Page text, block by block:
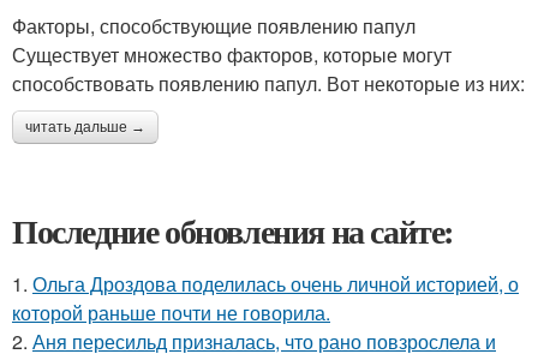
Факторы, способствующие появлению папул
Существует множество факторов, которые могут
способствовать появлению папул. Вот некоторые из них:
читать дальше →
Последние обновления на сайте:
1. Ольга Дроздова поделилась очень личной историей, о
которой раньше почти не говорила.
2. Аня пересильд призналась, что рано повзрослела и